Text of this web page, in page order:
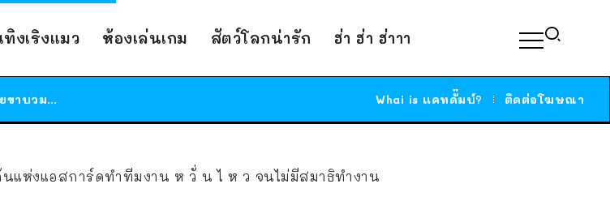
งเริงแมว ห้องเล่นเกม สัตว์โลกน่ารัก ฮ่า ฮ่า ฮ่าาา
ร้านอาหารในนิวยอร์กประกาศปิดตัวลง หลังอยู่มานานกว่า 45 ปี ติดป้ายขอบคุณลูกค้าทุกคน แถมสูตรทำไวท์ซอสให้แบบจัดเต็ม
ได้เวลาเด็กหนวดรวมตัว RF Online Next เปิดให้เล่นแล้ว เกม Sci-Fi MMORPG ระดับตำนาน เล่นได้ทั้งมือถือและ PC Whai is แคทดั๊มบ์? ติดต่อโฆษณา
แห่งแอสการ์ดทำทีมงาน ห วั่ น ไ ห ว จนไม่มีสมาธิทำงาน